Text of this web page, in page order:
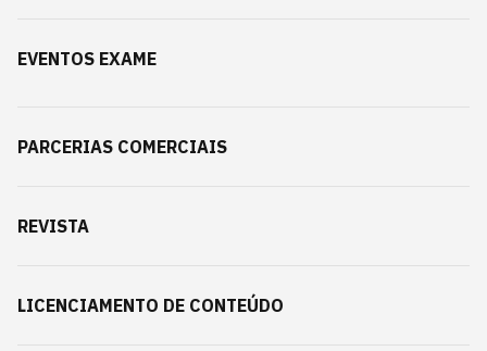
EVENTOS EXAME
PARCERIAS COMERCIAIS
REVISTA
LICENCIAMENTO DE CONTEÚDO